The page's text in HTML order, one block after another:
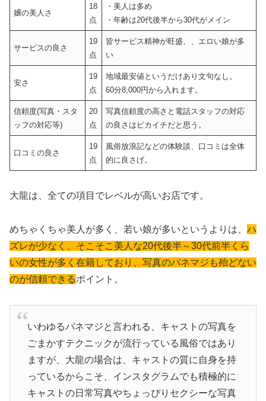
嬢の美人さ
18
点
・美人は多め
・年齢は20代後半から30代がメイン
サービスの良さ
19
点
皆サービス精神が旺盛、、エロい娘が多
い
安さ
19
点
地域最安値というだけあり文句なし。
60分8,000円から入れます。
信頼度(写真・スタ
ッフの対応等)
20
点
写真信頼度の高さと電話スタッフの対応
の良さはピカイチだと思う。
口コミの良さ
19
点
風俗放浪記などの体験談、口コミは全体
的に良さげ。
大龍は、全ての項目でレベルが高いお店です。
めちゃくちゃ美人が多く、若い娘が多いというよりは、 ハ
ズレが少なく、そこそこ美人な20代後半～30代前半くら
いの女性が多く在籍しており、写真のパネマジも殆どない
のが信頼できるポイント。
いわゆるパネマジと言われる、キャストの写真を
ごまかすテクニックが流行っている風俗ではあり
ますが、大龍の場合は、キャストの質に自身を持
っているからこそ、インスタグラムでも積極的に
キャストの日常写真やちょっぴりセクシーな写真